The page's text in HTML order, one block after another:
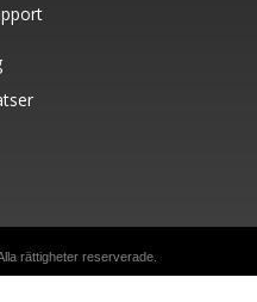
rättigheter reserverade.